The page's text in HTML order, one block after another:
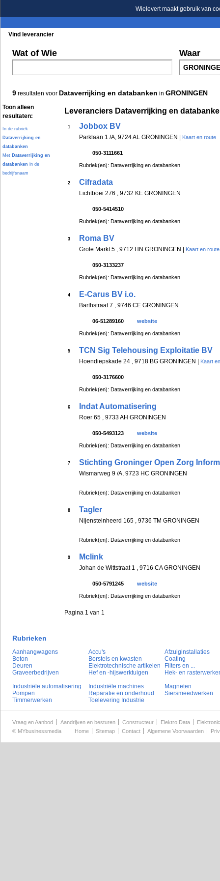
Wielevert maakt gebruik van
Vind leverancier
Wat of Wie Waar
9 resultaten voor Dataverrijking en databanken in GRONINGEN
Toon alleen
resultaten:
In de rubriek
Dataverrijking en
databanken
Met Dataverrijking en
databanken in de
bedrijfsnaam
Leveranciers Dataverrijking en
1 Jobbox BV
Parklaan 1 /A, 9724 AL GRONINGEN | Kaart en route
050-3111661
Rubriek(en): Dataverrijking en databanken
2 Cifradata
Lichtboei 276 , 9732 KE GRONINGEN
050-5414510
Rubriek(en): Dataverrijking en databanken
3 Roma BV
Grote Markt 5 , 9712 HN GRONINGEN | Kaart en route
050-3133237
Rubriek(en): Dataverrijking en databanken
4 E-Carus BV i.o.
Barthstraat 7 , 9746 CE GRONINGEN
06-51289160 website
Rubriek(en): Dataverrijking en databanken
5 TCN Sig Telehousing Exploitatie BV
Hoendiepskade 24 , 9718 BG GRONINGEN | Kaart
050-3176600
Rubriek(en): Dataverrijking en databanken
6 Indat Automatisering
Roer 65 , 9733 AH GRONINGEN
050-5493123 website
Rubriek(en): Dataverrijking en databanken
7 Stichting Groninger Open Zorg
Wismarweg 9 /A, 9723 HC GRONINGEN
Rubriek(en): Dataverrijking en databanken
8 Tagler
Nijensteinheerd 165 , 9736 TM GRONINGEN
Rubriek(en): Dataverrijking en databanken
9 Mclink
Johan de Wittstraat 1 , 9716 CA GRONINGEN
050-5791245 website
Rubriek(en): Dataverrijking en databanken
Pagina 1 van 1
Rubrieken
Aanhangwagens Accu's
Afzuiginstallaties
Beton
Borstels en kwasten
Coating
Deuren
Elektrotechnische artikelen
Filters en ...
Graveerbedrijven
Hef en -hijswerktuigen
Hek- en
Industriële automatisering
Industriële machines
Magneten
Pompen
Reparatie en onderhoud
Siersmeedwerken
Timmerwerken
Toelevering Industrie
Vraag en Aanbod Aandrijven en besturen Constructeur Elektro Data
© MYbusinessmedia Home Sitemap Contact Algemene Voorwaarden